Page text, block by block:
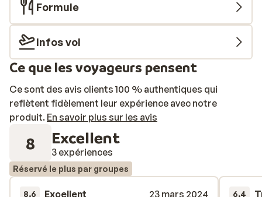
Formule
Infos vol
Ce que les voyageurs pensent
Ce sont des avis clients 100 % authentiques qui
reflètent fidèlement leur expérience avec notre
produit. En savoir plus sur les avis
8 Excellent
3 expériences
Réservé le plus par groupes
8.6 Excellent
23 mars 2024
6.4